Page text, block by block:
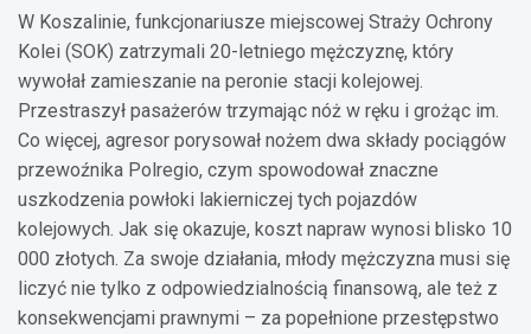
W Koszalinie, funkcjonariusze miejscowej Straży Ochrony
Kolei (SOK) zatrzymali 20-letniego mężczyznę, który
wywołał zamieszanie na peronie stacji kolejowej.
Przestraszył pasażerów trzymając nóż w ręku i grożąc im.
Co więcej, agresor porysował nożem dwa składy pociągów
przewoźnika Polregio, czym spowodował znaczne
uszkodzenia powłoki lakierniczej tych pojazdów
kolejowych. Jak się okazuje, koszt napraw wynosi blisko 10
000 złotych. Za swoje działania, młody mężczyzna musi się
liczyć nie tylko z odpowiedzialnością finansową, ale też z
konsekwencjami prawnymi – za popełnione przestępstwo